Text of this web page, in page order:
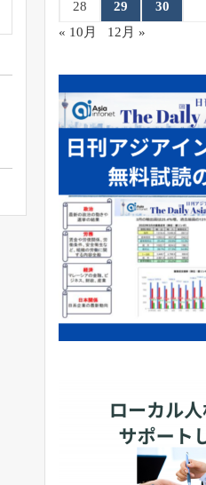
28 29
30
« 10月
12月 »